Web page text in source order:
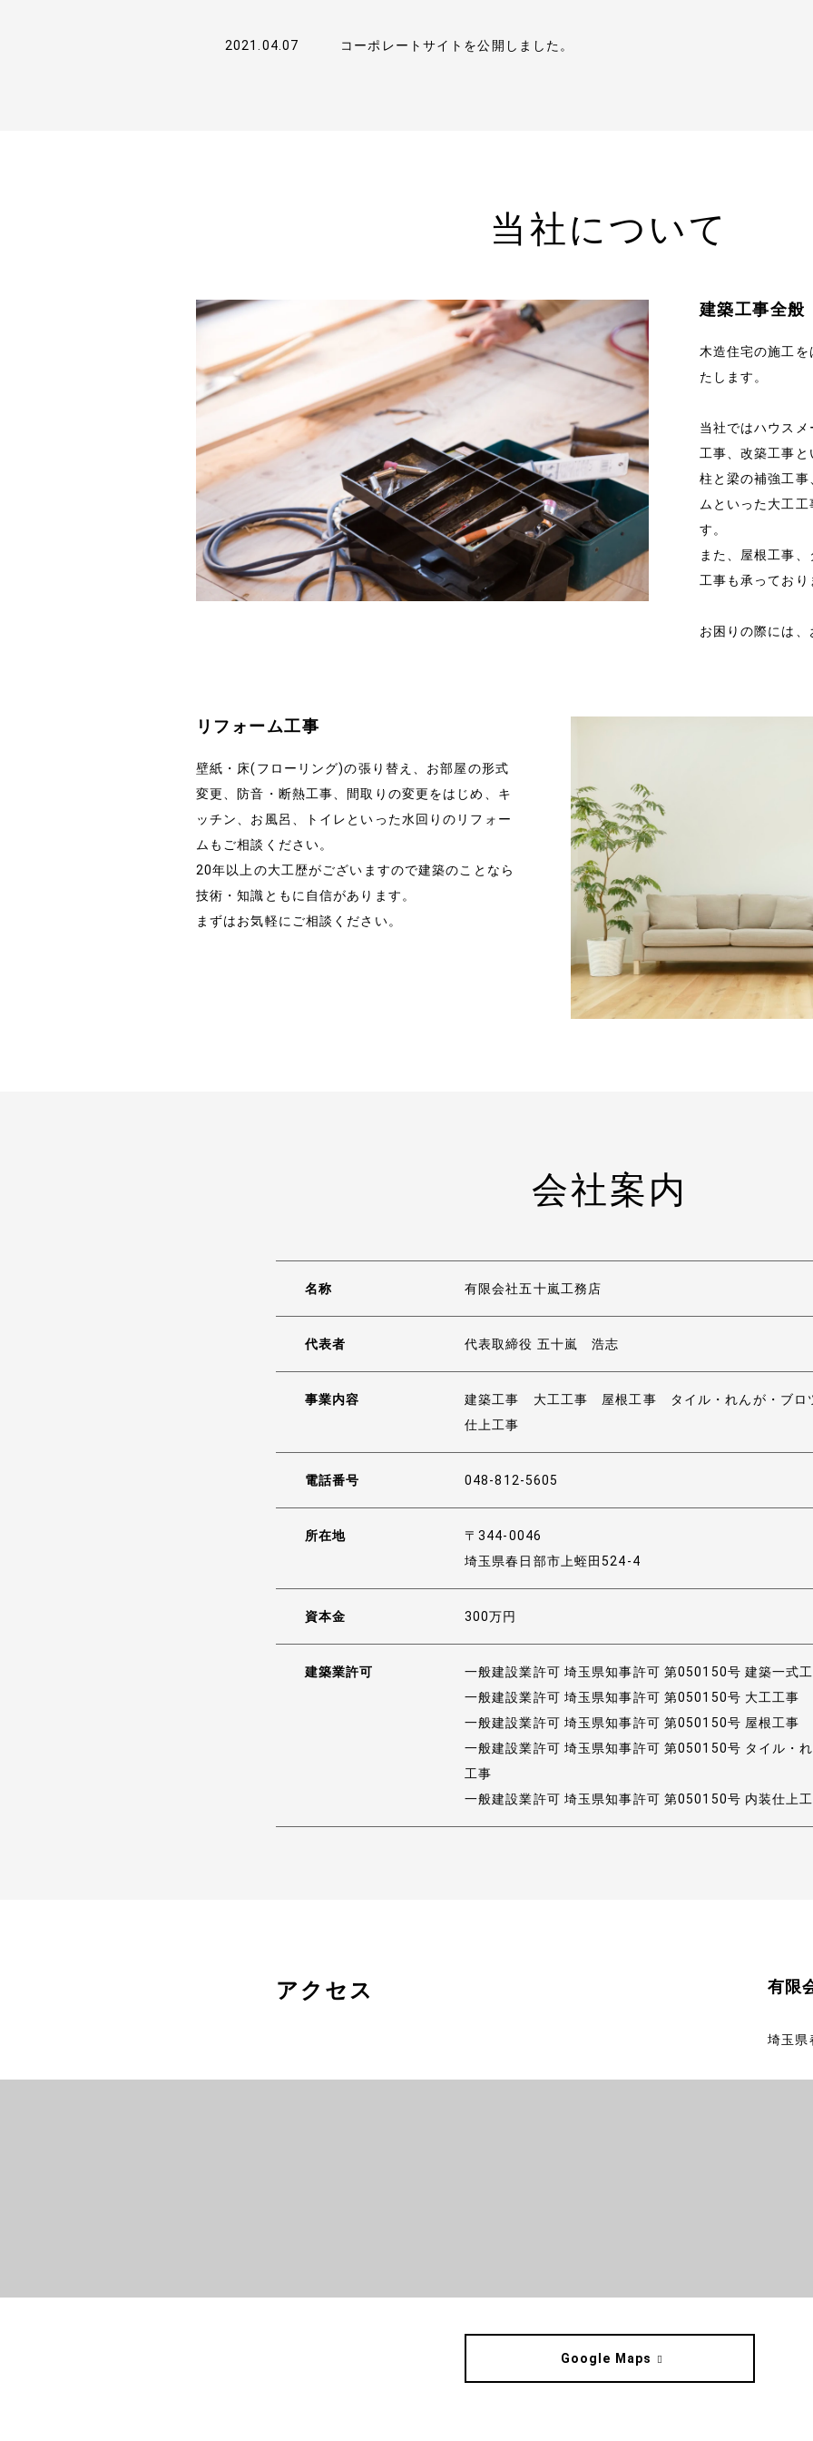
採用情報
2021.04.07 コーポレートサイトを公開しました。
当社について
建築工事全般
木造住宅の施工
たします。
当社ではハウス
工事、改築工事と
柱と梁の補強工
ムといった大工
す。
また、屋根工事
工事も承っており
お困りの際には、
リフォーム工事
壁紙・床(フローリング)の張り替え、お部屋の形式
変更、防音・断熱工事、間取りの変更をはじめ、キ
ッチン、お風呂、トイレといった水回りのリフォー
ムもご相談ください。
20年以上の大工歴がございますので建築のことなら
技術・知識ともに自信があります。
まずはお気軽にご相談ください。
会社案内
名称 有限会社五十嵐工務店
代表者 代表取締役 五十嵐 浩志
事業内容
建築工事 大工工事 屋根工事 タイル・れんが・ブロ
仕上工事
電話番号 048-812-5605
所在地
〒344-0046
埼玉県春日部市上蛭田524-4
資本金 300万円
建築業許可
一般建設業許可 埼玉県知事許可 第050150号 建築一式
一般建設業許可 埼玉県知事許可 第050150号 大工工事
一般建設業許可 埼玉県知事許可 第050150号 屋根工事
一般建設業許可 埼玉県知事許可 第050150号 タイル・
工事
一般建設業許可 埼玉県知事許可 第050150号 内装仕上
アクセス 有限
埼玉県
Google Maps